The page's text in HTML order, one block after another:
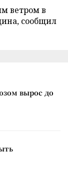
ветром в
сообщил
вырос до